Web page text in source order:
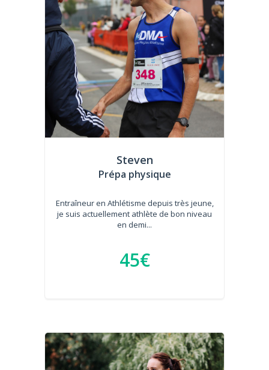
Steven
Prépa physique
Entraîneur en Athlétisme depuis très jeune,
je suis actuellement athlète de bon niveau
en demi...
45€